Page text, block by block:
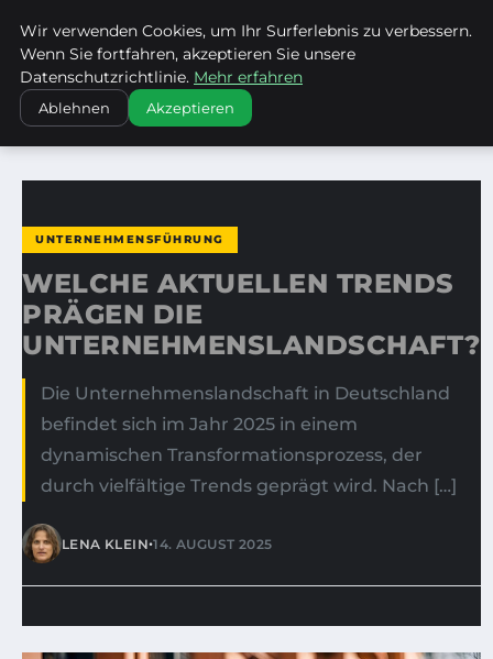
KIRCHE ERBACH DONAU
STARTSEITE
UNTERNEHMENSFÜHRUNG
WELCHE AKTUELLEN TRENDS PRÄGEN DIE…
UNTERNEHMENSFÜHRUNG
WELCHE AKTUELLEN TRENDS
PRÄGEN DIE
UNTERNEHMENSLANDSCHAFT?
Die Unternehmenslandschaft in Deutschland
befindet sich im Jahr 2025 in einem
dynamischen Transformationsprozess, der
durch vielfältige Trends geprägt wird. Nach […]
LENA KLEIN•14. AUGUST 2025
Wir verwenden Cookies, um Ihr Surferlebnis zu verbessern.
Wenn Sie fortfahren, akzeptieren Sie unsere
Datenschutzrichtlinie. Mehr erfahren
Ablehnen Akzeptieren